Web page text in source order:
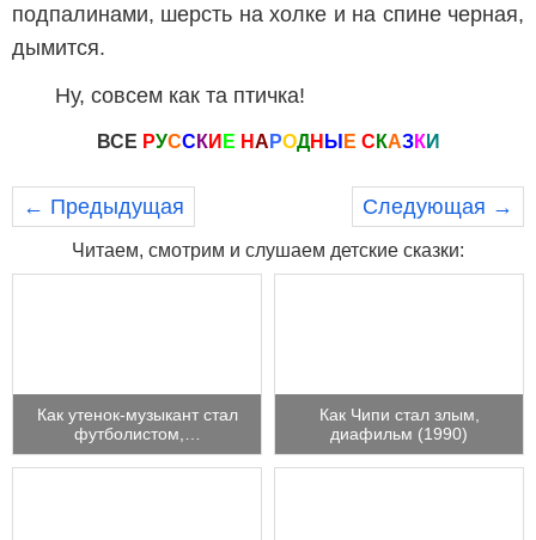
подпалинами, шерсть на холке и на спине черная,
дымится.
Ну, совсем как та птичка!
ВСЕ РУСС КИ Е НА РОДН Ы Е С КАЗКИ
← Предыдущая Следующая →
Читаем, смотрим и слушаем детские сказки:
Как утенок-музыкант стал
футболистом,…
Как Чипи стал злым,
диафильм (1990)